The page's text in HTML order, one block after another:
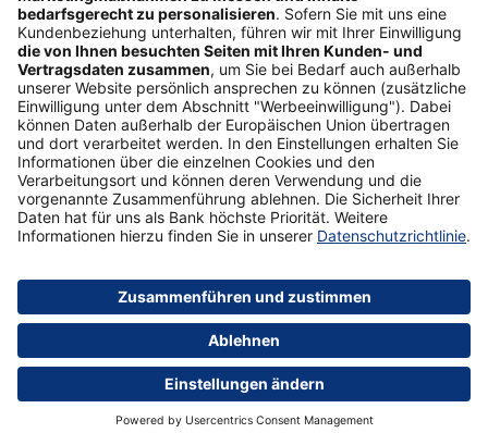
Folgen Sie uns
Postbank Newsletter
E-Mail-Adresse Abonnieren
Datenschutz
Über uns
© 2026 Postbank – eine Niederlassung der Deutsche Bank AG